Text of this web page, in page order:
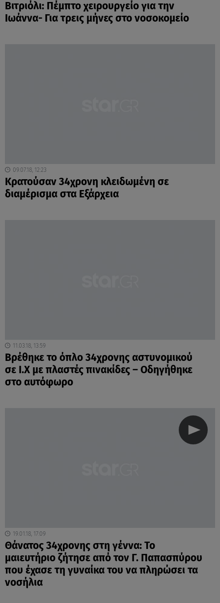
Βιτριόλι: Πέμπτο χειρουργείο για την
Ιωάννα- Για τρεις μήνες στο νοσοκομείο
09.07.18, 12:23
Κρατούσαν 34χρονη κλειδωμένη σε
διαμέρισμα στα Εξάρχεια
11.03.18, 13:59
Βρέθηκε το όπλο 34χρονης αστυνομικού
σε Ι.Χ με πλαστές πινακίδες – Οδηγήθηκε
στο αυτόφωρο
19.01.18, 17:09
Θάνατος 34χρονης στη γέννα: Το
μαιευτήριο ζήτησε από τον Γ. Παπασπύρου
που έχασε τη γυναίκα του να πληρώσει τα
νοσήλια